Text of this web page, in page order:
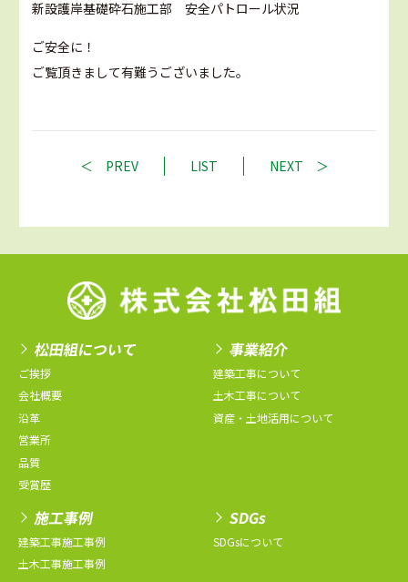
新設護岸基礎砕石施工部 安全パトロール状況
ご安全に！
ご覧頂きまして有難うございました。
PREV LIST NEXT
松田組について
ご挨拶
会社概要
沿革
営業所
品質
受賞歴
事業紹介
建築工事について
土木工事について
資産・土地活用について
施工事例
建築工事施工事例
土木工事施工事例
SDGs
SDGsについて